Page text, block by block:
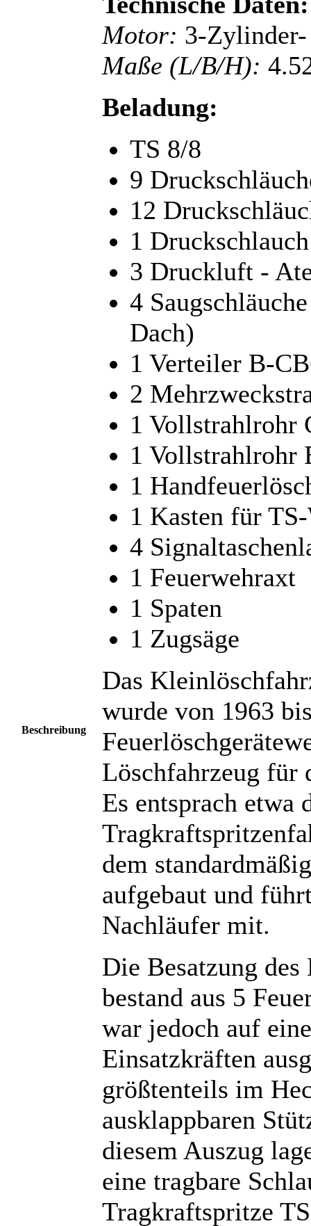
Beschreibung
Motor: 3-
Maße (L/B/H):
Beladung:
TS 8/8
9
12
1
3 Druckluft -
4
Dach)
1 Verteiler B-
2
1 Vollstrahlrohr
1 Vollstrahlrohr
1
1 Kasten für
4
1 Feuerwehraxt
1 Spaten
1 Zugsäge
Das
wurde von 1963
Löschfahrzeug für
Es entsprach etwa
dem
aufgebaut und
Nachläufer mit.
Die Besatzung
bestand aus 5
war jedoch auf
Einsatzkräften
größtenteils im
ausklappbaren
diesem Auszug
eine tragbare
Tragkraftspritze